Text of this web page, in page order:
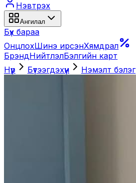
Нэвтрэх
Ангилал
Бүх бараа
ОнцлохШинэ ирсэнХямдрал
БрэндНийтлэлБэлгийн карт
Нүүр
Бүтээгдэхүүн Нэмэлт бэлэг